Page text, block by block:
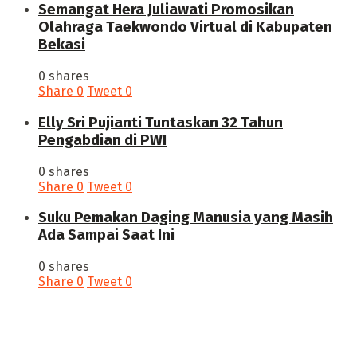
Semangat Hera Juliawati Promosikan
Olahraga Taekwondo Virtual di Kabupaten
Bekasi
0 shares
Share 0 Tweet 0
Elly Sri Pujianti Tuntaskan 32 Tahun
Pengabdian di PWI
0 shares
Share 0 Tweet 0
‎Suku Pemakan Daging Manusia yang Masih
Ada Sampai Saat Ini
0 shares
Share 0 Tweet 0